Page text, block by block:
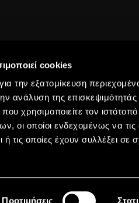
cookies
την εξατομίκευση
ανάλυση της
χρησιμοποιείτε τον
οι οποίοι ενδεχομένως να
ή τις οποίες έχουν συλλέξει
Προτιμήσεις